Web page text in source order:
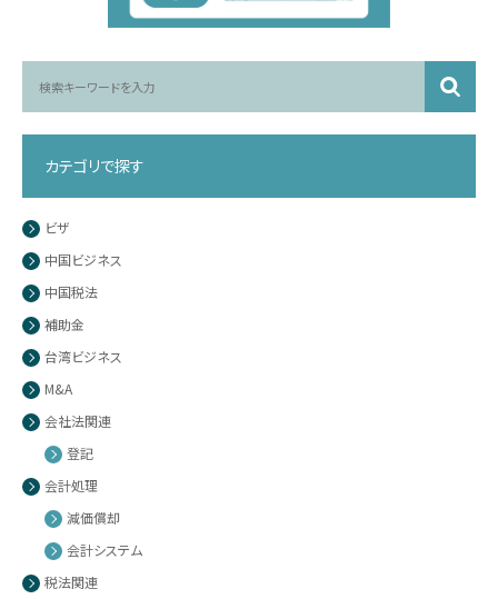
カテゴリで探す
ビザ
中国ビジネス
中国税法
補助金
台湾ビジネス
M&A
会社法関連
登記
会計処理
減価償却
会計システム
税法関連